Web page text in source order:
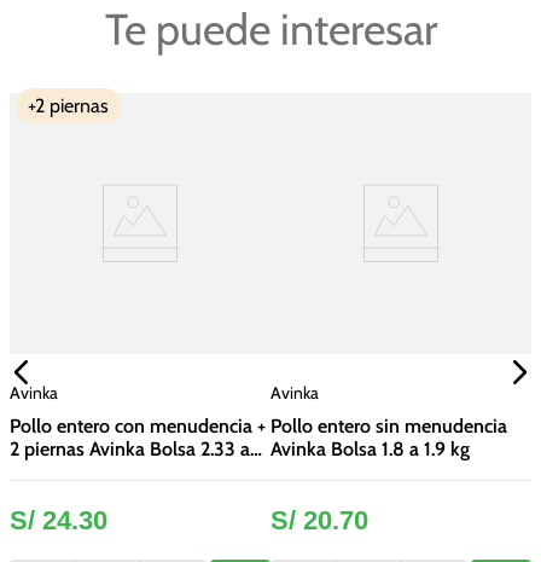
Te puede interesar
+2 piernas
Avinka
Pollo entero con menudencia +
2 piernas Avinka Bolsa 2.33 a
S/ 24.30
Avinka
Pollo entero sin menudencia
Avinka Bolsa 1.8 a 1.9 kg
S/ 20.70